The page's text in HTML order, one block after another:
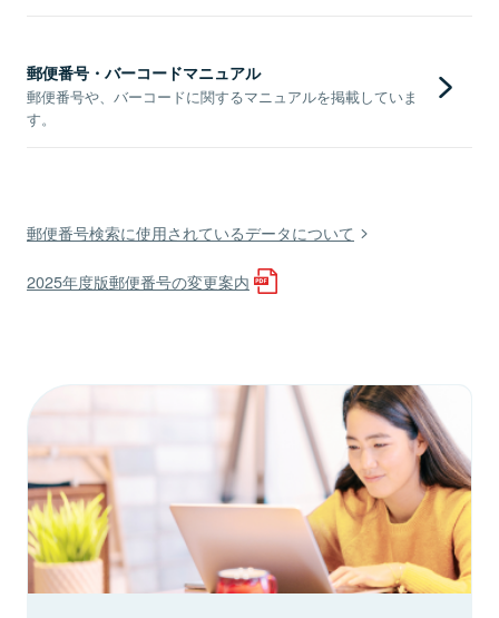
郵便番号・バーコードマニュアル
郵便番号や、バーコードに関するマニュアルを掲載していま
す。
郵便番号検索に使用されているデータについて
2025年度版郵便番号の変更案内